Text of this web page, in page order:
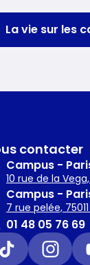
La vie sur les
contacter
Campus -
10 rue de la
Campus -
7 rue pelée,
01 48 05 76 69